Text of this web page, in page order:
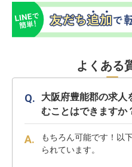
よくある
大阪府豊能郡の求人
むことはできますか
もちろん可能です！以
られています。